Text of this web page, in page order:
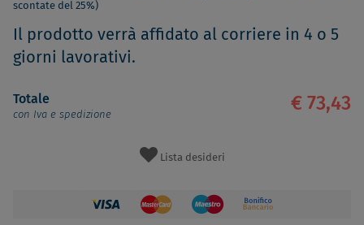
scontate del 25%)
Il prodotto verrà affidato al corriere in 4 o 5
giorni lavorativi.
Totale
con Iva e spedizione
€ 73,43
Lista desideri